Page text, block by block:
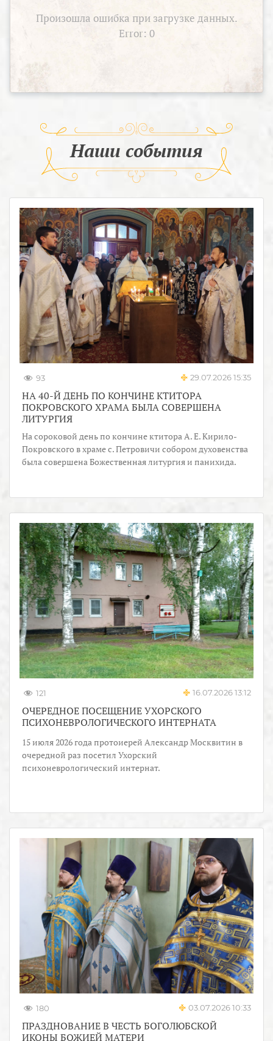
Произошла ошибка при загрузке данных.
Error: 0
Наши события
93 29.07.2026 15:35
НА 40-Й ДЕНЬ ПО КОНЧИНЕ КТИТОРА
ПОКРОВСКОГО ХРАМА БЫЛА СОВЕРШЕНА
ЛИТУРГИЯ
На сороковой день по кончине ктитора А. Е. Кирило-
Покровского в храме с. Петровичи собором духовенства
была совершена Божественная литургия и панихида.
121 16.07.2026 13:12
ОЧЕРЕДНОЕ ПОСЕЩЕНИЕ УХОРСКОГО
ПСИХОНЕВРОЛОГИЧЕСКОГО ИНТЕРНАТА
15 июля 2026 года протоиерей Александр Москвитин в
очередной раз посетил Ухорский
психоневрологический интернат.
180 03.07.2026 10:33
ПРАЗДНОВАНИЕ В ЧЕСТЬ БОГОЛЮБСКОЙ
ИКОНЫ БОЖИЕЙ МАТЕРИ